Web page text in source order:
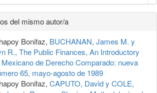
del mismo autor/a
Bonifaz, BUCHANAN, James M. y
R., The Public Finances, An Introductory
de Derecho Comparado: nueva
65, mayo-agosto de 1989
Bonifaz, CAPUTO, David y COLE,